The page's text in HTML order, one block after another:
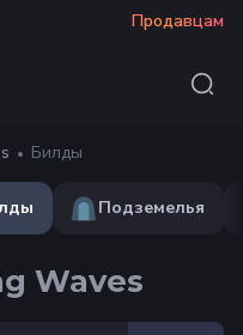
Продавцам
Билды
Подземелья
Waves